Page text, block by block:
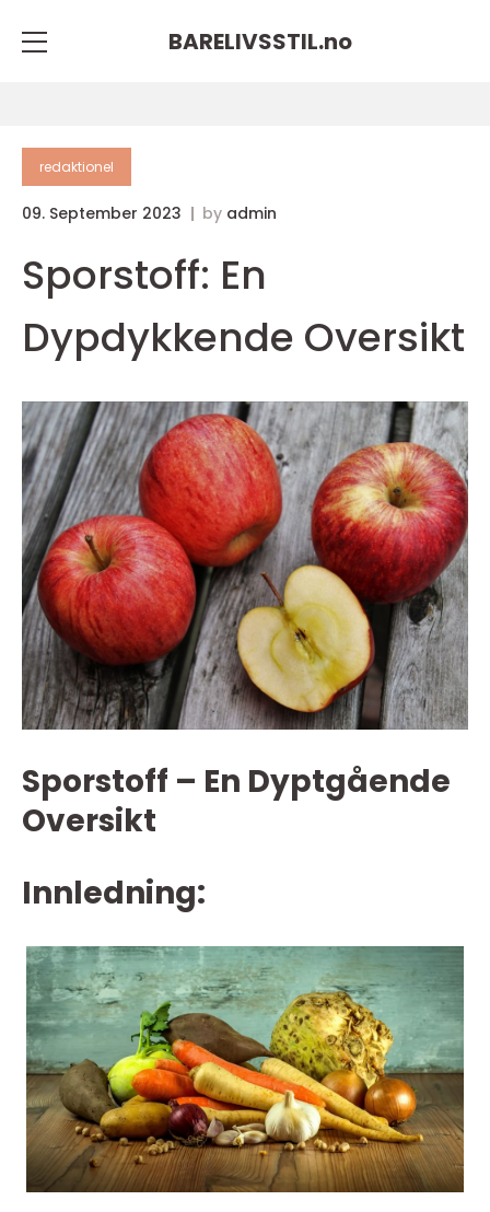
BARELIVSSTIL.no
redaktionel
09. September 2023 by admin
Sporstoff: En
Dypdykkende Oversikt
Sporstoff – En Dyptgående
Oversikt
Innledning: